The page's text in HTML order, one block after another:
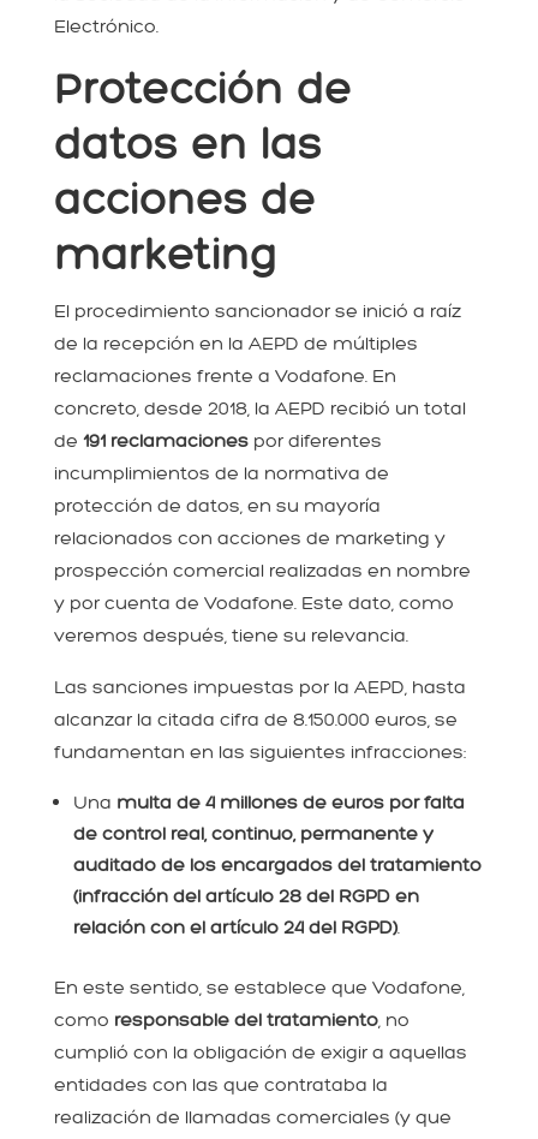
Electrónico.
Protección de
datos en las
acciones de
marketing
El procedimiento sancionador se inició a raíz
de la recepción en la AEPD de múltiples
reclamaciones frente a Vodafone. En
concreto, desde 2018, la AEPD recibió un total
de 191 reclamacionespor diferentes
incumplimientos de la normativa de
protección de datos, en su mayoría
relacionados con acciones de marketing y
prospección comercial realizadas en nombre
y por cuenta de Vodafone. Este dato, como
veremos después, tiene su relevancia.
Las sanciones impuestas por la AEPD, hasta
alcanzar la citada cifra de 8.150.000 euros, se
fundamentan en las siguientes infracciones:
Una multa de 4 millones de euros por falta
de control real, continuo, permanente y
auditado de los encargados del tratamiento
(infracción del artículo 28 del RGPD en
relación con el artículo 24 del RGPD).
En este sentido, se establece que Vodafone,
como responsable del tratamiento, no
cumplió con la obligación de exigir a aquellas
entidades con las que contrataba la
realización de llamadas comerciales (y que